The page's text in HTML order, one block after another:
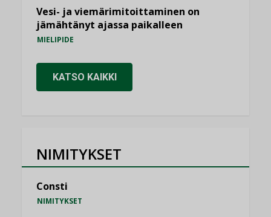
Vesi- ja viemärimitoittaminen on
jämähtänyt ajassa paikalleen
MIELIPIDE
KATSO KAIKKI
NIMITYKSET
Consti
NIMITYKSET